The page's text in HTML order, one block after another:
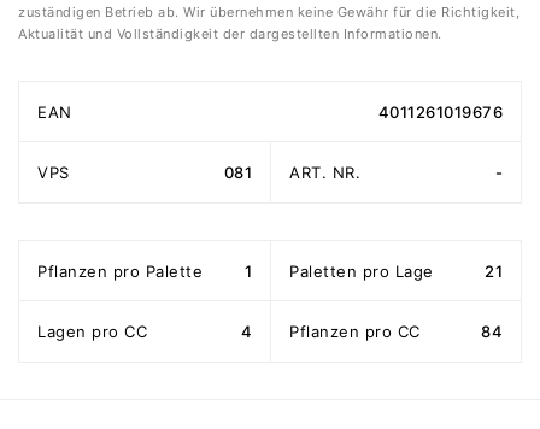
zuständigen Betrieb ab. Wir übernehmen keine Gewähr für die Richtigkeit,
Aktualität und Vollständigkeit der dargestellten Informationen.
EAN 4011261019676
VPS 081 ART. NR. -
Pflanzen pro Palette 1 Paletten pro Lage 21
Lagen pro CC 4 Pflanzen pro CC 84